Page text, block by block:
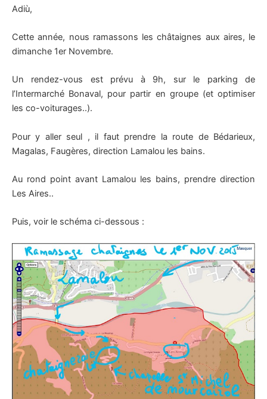
Adiù,
Cette année, nous ramassons les châtaignes aux aires, le
dimanche 1er Novembre.
Un rendez-vous est prévu à 9h, sur le parking de
l’Intermarché Bonaval, pour partir en groupe (et optimiser
les co-voiturages..).
Pour y aller seul , il faut prendre la route de Bédarieux,
Magalas, Faugères, direction Lamalou les bains.
Au rond point avant Lamalou les bains, prendre direction
Les Aires..
Puis, voir le schéma ci-dessous :